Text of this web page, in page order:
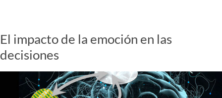
El impacto de la emoción en las
decisiones